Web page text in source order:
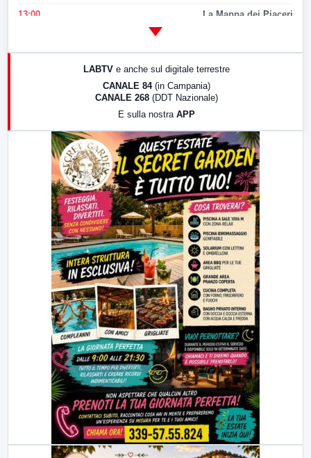
13:00 La Mappa dei Piaceri
LabNews (replica)
LABTV e anche sul digitale terrestre
CANALE 84 (in Campania)
CANALE 268 (DDT Nazionale)
E sulla nostra APP